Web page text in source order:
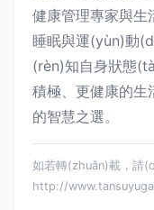
健康管理專家與
睡眠與運(yùn)動
(rèn)知自身狀態
積極、更健康的
的智慧之選。
如若轉(zhuǎn)載，請
http://